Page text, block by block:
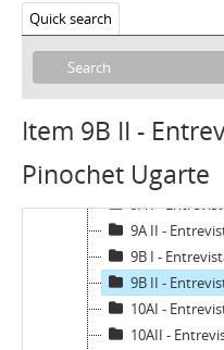
Quick search
Item 9B II -
Pinochet Ugarte
6A -
7A -
7B -
8A -
8B -
9A I -
9A II -
9B I -
9B II -
10AI -
10AII -